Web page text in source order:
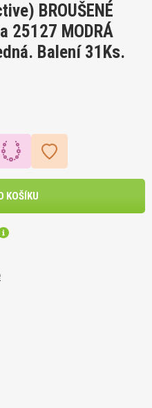
BROUŠENÉ
25127 MODRÁ
Balení 31Ks.
KOŠÍKU